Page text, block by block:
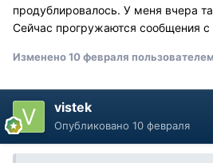
продублировалось. У меня вчера
Сейчас прогружаются сообщения
Изменено10 февраля
vistek
Опубликовано 10 февраля